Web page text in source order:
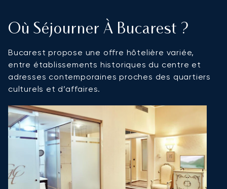
Où Séjourner À Bucarest ?
Bucarest propose une offre hôtelière variée,
entre établissements historiques du centre et
adresses contemporaines proches des quartiers
culturels et d’affaires.